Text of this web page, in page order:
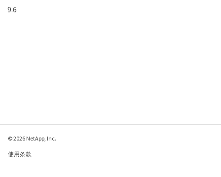
9.6
© 2026 NetApp, Inc.
使用条款